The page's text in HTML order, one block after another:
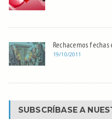
Rechacemos
19/10/2011
SUBSCRÍBASE A